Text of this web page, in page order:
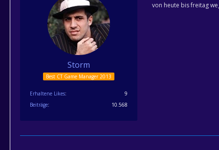
Storm
Best CT Game Manager 2013
Erhaltene Likes
9
Beiträge
10.568
von heute bis freitag